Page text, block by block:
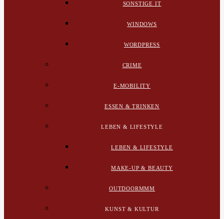
SONSTIGE IT
WINDOWS
WORDPRESS
CRIME
E-MOBILITY
ESSEN & TRINKEN
LEBEN & LIFESTYLE
LEBEN & LIFESTYLE
MAKE-UP & BEAUTY
OUTDOORMMM
KUNST & KULTUR